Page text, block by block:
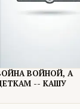
ВОЙНОЙ, А
-- КАШУ